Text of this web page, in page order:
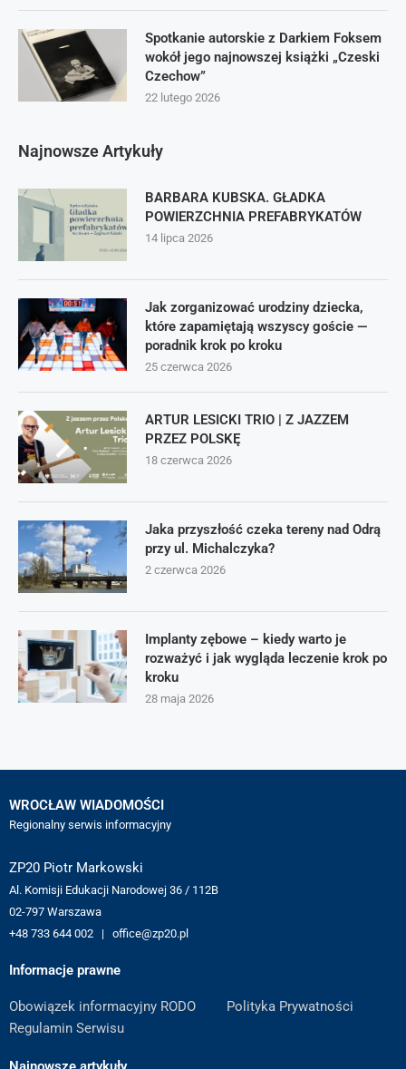
Spotkanie autorskie z Darkiem Foksem
wokół jego najnowszej książki „Czeski
Czechow”
22 lutego 2026
Najnowsze Artykuły
BARBARA KUBSKA. GŁADKA
POWIERZCHNIA PREFABRYKATÓW
14 lipca 2026
Jak zorganizować urodziny dziecka,
które zapamiętają wszyscy goście —
poradnik krok po kroku
25 czerwca 2026
ARTUR LESICKI TRIO | Z JAZZEM
PRZEZ POLSKĘ
18 czerwca 2026
Jaka przyszłość czeka tereny nad Odrą
przy ul. Michalczyka?
2 czerwca 2026
Implanty zębowe – kiedy warto je
rozważyć i jak wygląda leczenie krok po
kroku
28 maja 2026
WROCŁAW WIADOMOŚCI
Regionalny serwis informacyjny
ZP20 Piotr Markowski
Al. Komisji Edukacji Narodowej 36 / 112B
02-797 Warszawa
+48 733 644 002 | office@zp20.pl
Informacje prawne
Obowiązek informacyjny RODO
Polityka Prywatności
Regulamin Serwisu